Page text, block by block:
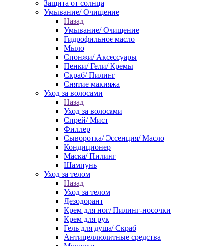
Защита от солнца
Умывание/ Очищение
Назад
Умывание/ Очищение
Гидрофильное масло
Мыло
Спонжи/ Аксессуары
Пенки/ Гели/ Кремы
Скраб/ Пилинг
Снятие макияжа
Уход за волосами
Назад
Уход за волосами
Спрей/ Мист
Филлер
Сыворотка/ Эссенция/ Масло
Кондиционер
Маска/ Пилинг
Шампунь
Уход за телом
Назад
Уход за телом
Дезодорант
Крем для ног/ Пилинг-носочки
Крем для рук
Гель для душа/ Скраб
Антицеллюлитные средства